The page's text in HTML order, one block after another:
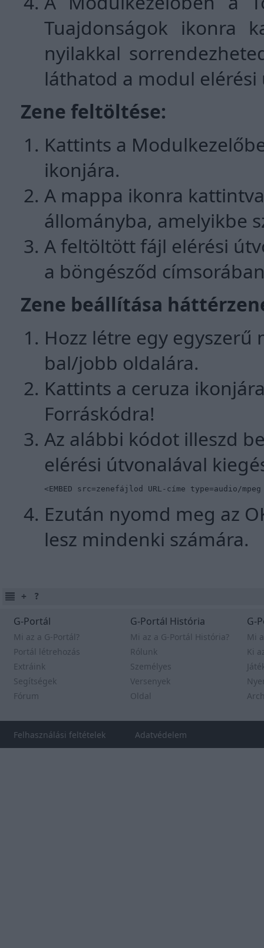
Tuajdonságok ikonra
nyilakkal
láthatod a modul
Zene feltöltése:
Kattints a
ikonjára.
A mappa ikonra
állományba, amelyikbe
A feltöltött fájl elérési
a böngésződ
Zene beállítása
Hozz létre egy
bal/jobb oldalára.
Kattints a ceruza
Forráskódra!
Az alábbi kódot illeszd
elérési útvonalával
<EMBED src=zenefájlod URL-címe type=audio/
Ezután nyomd meg az
lesz mindenki számára.
G-Portál
Mi az a G-Portál?
Portál létrehozás
Extráink
Segítségek
Fórum
G-Portál História
Mi az a G-Portál História?
Rólunk
Személyes
Versenyek
Oldal
G-
Mi
Ki
Felhasználási feltételek Adatvédelem